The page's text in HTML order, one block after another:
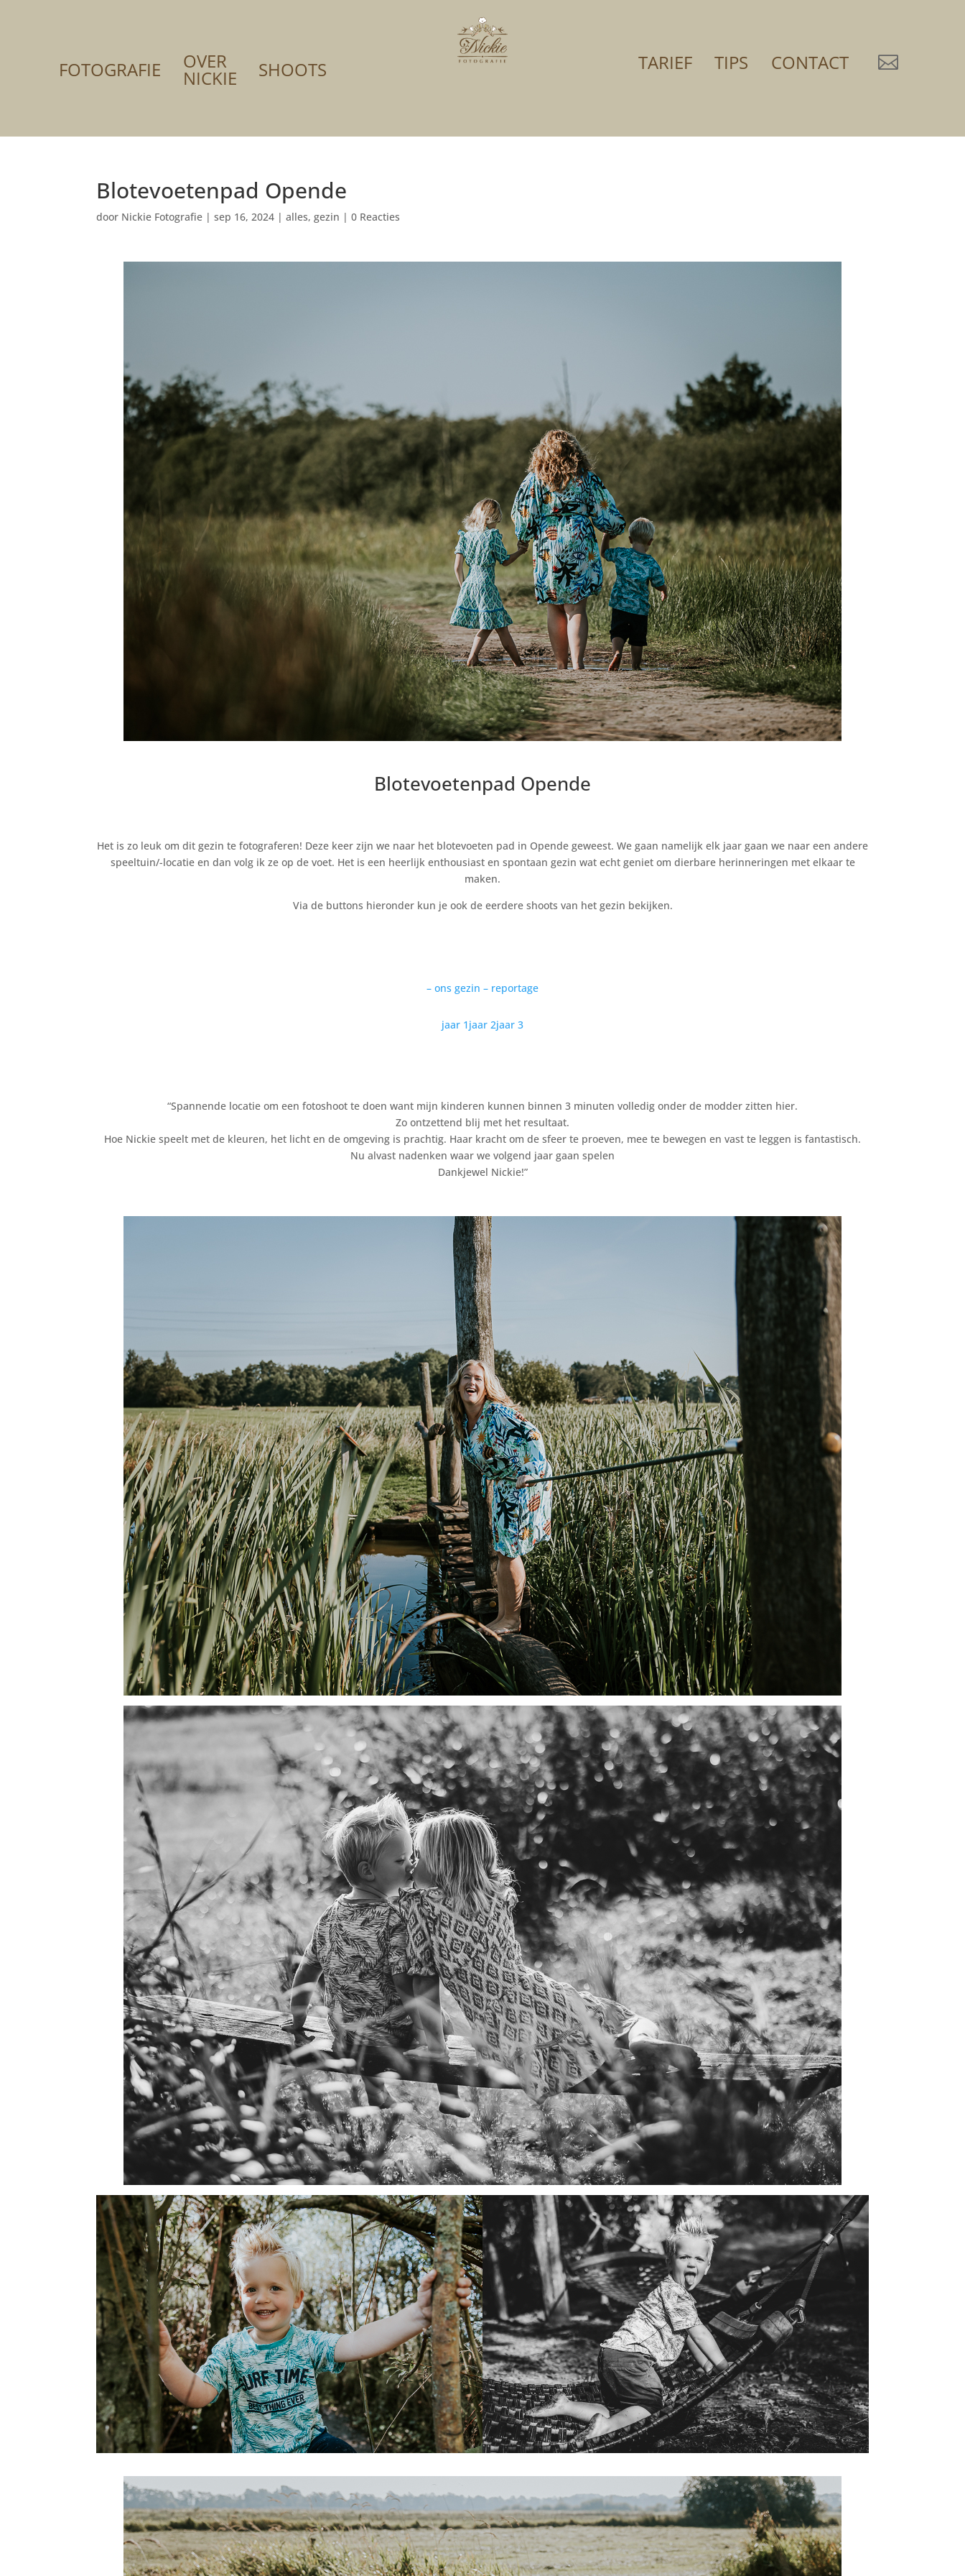
FOTOGRAFIE OVER
NICKIE SHOOTS TARIEF TIPS CONTACT 
Blotevoetenpad Opende
door Nickie Fotografie |sep 16, 2024 |alles,gezin |0 Reacties
Blotevoetenpad Opende
Het is zo leuk om dit gezin te fotograferen! Deze keer zijn we naar het blotevoeten pad in Opende geweest. We gaan namelijk elk jaar gaan we naar een andere
speeltuin/-locatie en dan volg ik ze op de voet. Het is een heerlijk enthousiast en spontaan gezin wat echt geniet om dierbare herinneringen met elkaar te
maken.
Via de buttons hieronder kun je ook de eerdere shoots van het gezin bekijken.
– ons gezin – reportage
jaar 1jaar 2jaar 3
“Spannende locatie om een fotoshoot te doen want mijn kinderen kunnen binnen 3 minuten volledig onder de modder zitten hier.
Zo ontzettend blij met het resultaat.
Hoe Nickie speelt met de kleuren, het licht en de omgeving is prachtig. Haar kracht om de sfeer te proeven, mee te bewegen en vast te leggen is fantastisch.
Nu alvast nadenken waar we volgend jaar gaan spelen
Dankjewel Nickie!”